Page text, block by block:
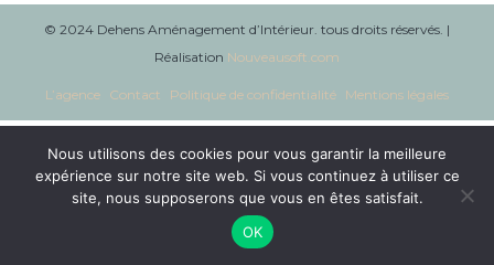
© 2024 Dehens Aménagement d’Intérieur. tous droits réservés. |
Réalisation Nouveausoft.com
L’agence Contact Politique de confidentialité Mentions légales
Nous utilisons des cookies pour vous garantir la meilleure
expérience sur notre site web. Si vous continuez à utiliser ce
site, nous supposerons que vous en êtes satisfait.
OK